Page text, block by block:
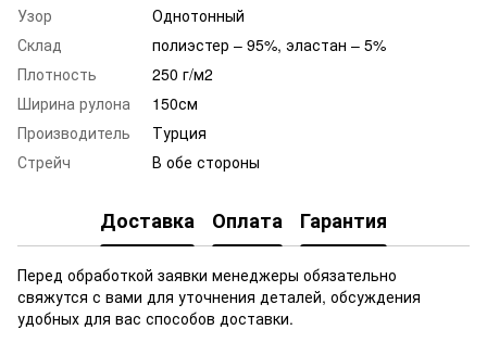
Узор
Однотонный
Склад
полиэстер – 95%, эластан – 5%
Плотность
250 г/м2
Ширина рулона
150см
Производитель
Турция
Стрейч
В обе стороны
Доставка Оплата Гарантия
Перед обработкой заявки менеджеры обязательно
свяжутся с вами для уточнения деталей, обсуждения
удобных для вас способов доставки.